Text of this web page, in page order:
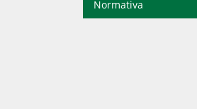
Normativa